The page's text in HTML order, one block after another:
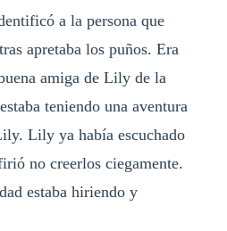
a la persona que
apretaba los puños. Era
amiga de Lily de la
teniendo una aventura
Lily ya había escuchado
no creerlos ciegamente.
estaba hiriendo y